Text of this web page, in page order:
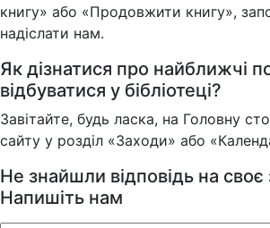
книгу» або «Продовжити книгу»,
надіслати нам.
Як дізнатися про найближчі
відбуватися у бібліотеці?
Завітайте, будь ласка, на Головну
сайту у розділ «Заходи» або
Не знайшли відповідь на своє
Напишіть нам